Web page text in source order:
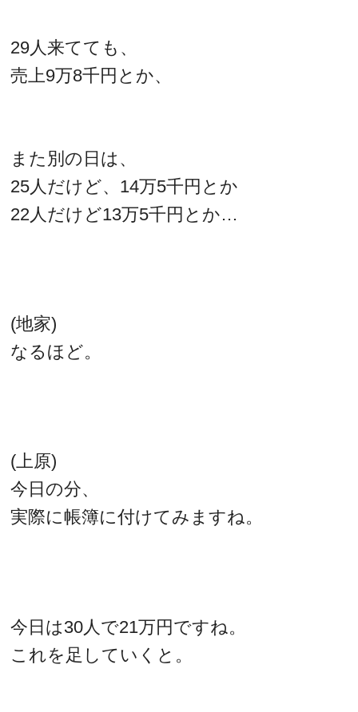
29人来てても、
売上9万8千円とか、
また別の日は、
25人だけど、14万5千円とか
22人だけど13万5千円とか…
(地家)
なるほど。
(上原)
今日の分、
実際に帳簿に付けてみますね。
今日は30人で21万円ですね。
これを足していくと。